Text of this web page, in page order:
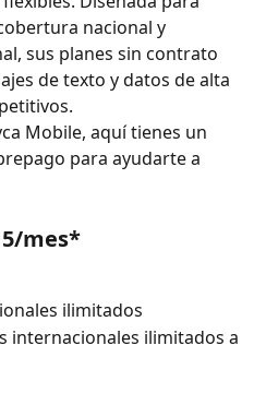
nacional y
sus planes sin contrato
de texto y datos de alta
Mobile, aquí tienes un
para ayudarte a
mes*
ilimitados
internacionales ilimitados a